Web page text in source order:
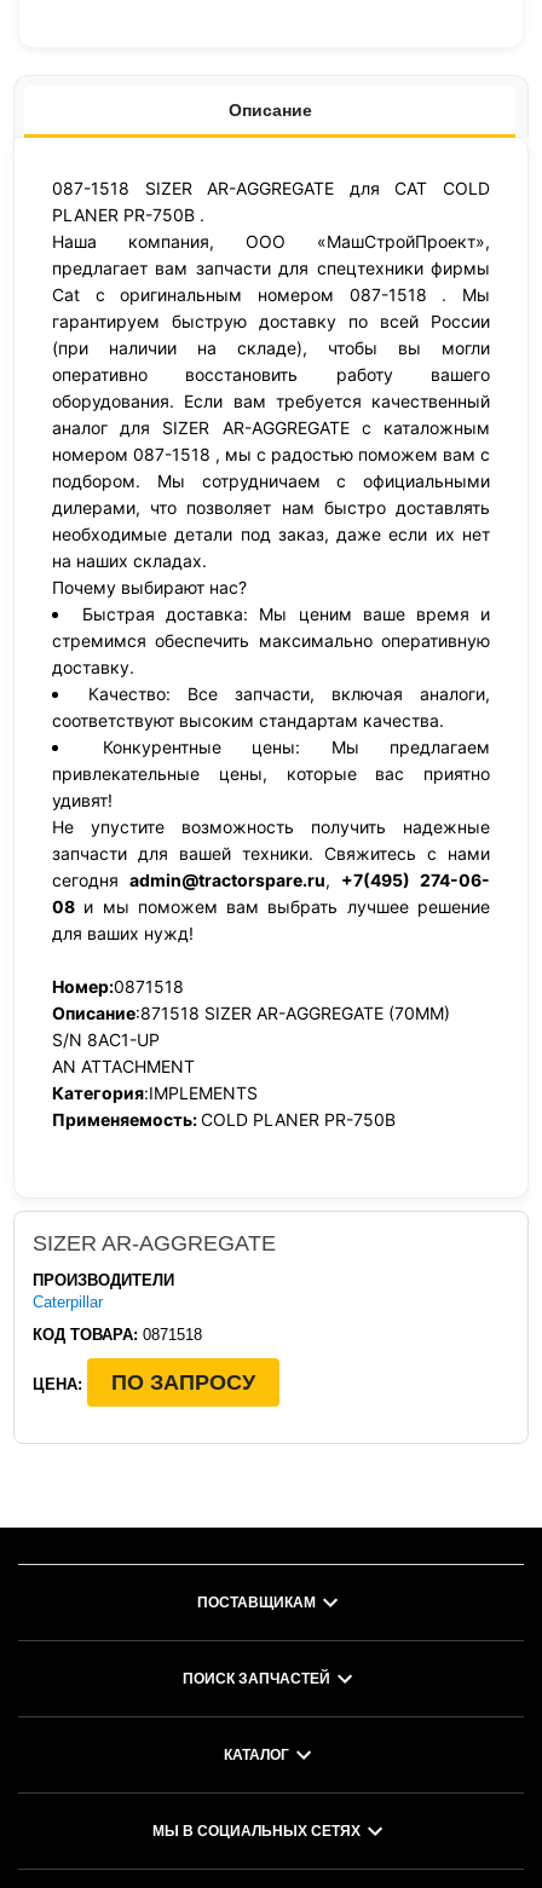
Описание
087-1518 SIZER AR-AGGREGATE для CAT COLD
PLANER PR-750B .
Наша компания, ООО «МашСтройПроект»,
предлагает вам запчасти для спецтехники фирмы
Cat с оригинальным номером 087-1518 . Мы
гарантируем быструю доставку по всей России
(при наличии на складе), чтобы вы могли
оперативно восстановить работу вашего
оборудования. Если вам требуется качественный
аналог для SIZER AR-AGGREGATE с каталожным
номером 087-1518 , мы с радостью поможем вам с
подбором. Мы сотрудничаем с официальными
дилерами, что позволяет нам быстро доставлять
необходимые детали под заказ, даже если их нет
на наших складах.
Почему выбирают нас?
Быстрая доставка: Мы ценим ваше время и
стремимся обеспечить максимально оперативную
доставку.
Качество: Все запчасти, включая аналоги,
соответствуют высоким стандартам качества.
Конкурентные цены: Мы предлагаем
привлекательные цены, которые вас приятно
удивят!
Не упустите возможность получить надежные
запчасти для вашей техники. Свяжитесь с нами
сегодня admin@tractorspare.ru, +7(495) 274-06-
08 и мы поможем вам выбрать лучшее решение
для ваших нужд!
Номер:0871518
Описание:871518 SIZER AR-AGGREGATE (70MM)
S/N 8AC1-UP
AN ATTACHMENT
Категория:IMPLEMENTS
Применяемость:COLD PLANER PR-750B
SIZER AR-AGGREGATE
ПРОИЗВОДИТЕЛИ
Caterpillar
КОД ТОВАРА: 0871518
ЦЕНА: ПО ЗАПРОСУ
ПОСТАВЩИКАМ
ПОИСК ЗАПЧАСТЕЙ
КАТАЛОГ
МЫ В СОЦИАЛЬНЫХ СЕТЯХ